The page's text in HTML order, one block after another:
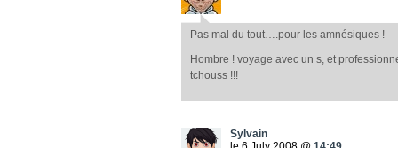
Pas mal du tout….pour les amnésiques !
Hombre ! voyage avec un s, et
tchouss !!!
Sylvain